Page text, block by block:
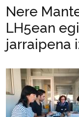
Nere
LH5ean
jarraipena